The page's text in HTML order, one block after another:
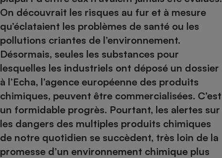
On découvrait les risques au fur et à mesure
qu’éclataient les problèmes de santé ou les
pollutions criantes de l’environnement.
Désormais, seules les substances pour
lesquelles les industriels ont déposé un dossier
à l’Echa, l’agence européenne des produits
chimiques, peuvent être commercialisées. C’est
un formidable progrès. Pourtant, les alertes sur
les dangers des multiples produits chimiques
de notre quotidien se succèdent, très loin de la
promesse d’un environnement chimique plus
Complément
alimentaire
bouteille
Assurance emprunteur
Banque
Petit électroménager -
Lave-linge
Téléviseur
Matelas
Mutuelle
Antimoustique